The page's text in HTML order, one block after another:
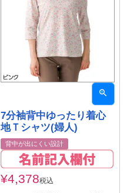
7分袖背中ゆったり着心
地Ｔシャツ(婦人)
背中が出にくい設計
¥4,378税込